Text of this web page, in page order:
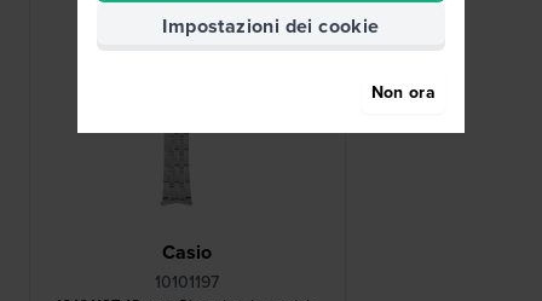
Casio
10101197
Impostazioni dei cookie
Non ora